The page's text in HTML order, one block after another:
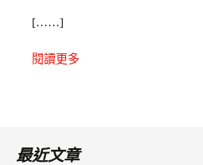
[……]
閱讀更多
最近文章